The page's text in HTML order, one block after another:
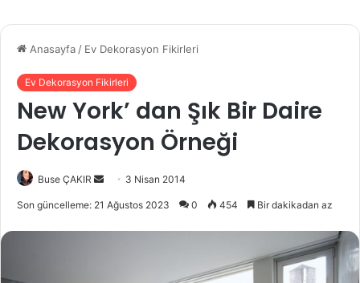
Anasayfa / Ev Dekorasyon Fikirleri
Ev Dekorasyon Fikirleri
New York’ dan Şık Bir Daire
Dekorasyon Örneği
Buse ÇAKIR 3 Nisan 2014
Son güncelleme: 21 Ağustos 2023 0 454 Bir dakikadan az